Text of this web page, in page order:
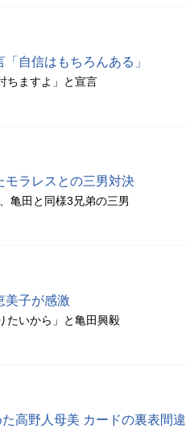
自信はもちろんある」
ちますよ」と宣言
モラレスとの三男対決
亀田と同様3兄弟の三男
美子が感激
たいから」と亀田興毅
高野人母美 カードの裏表間違